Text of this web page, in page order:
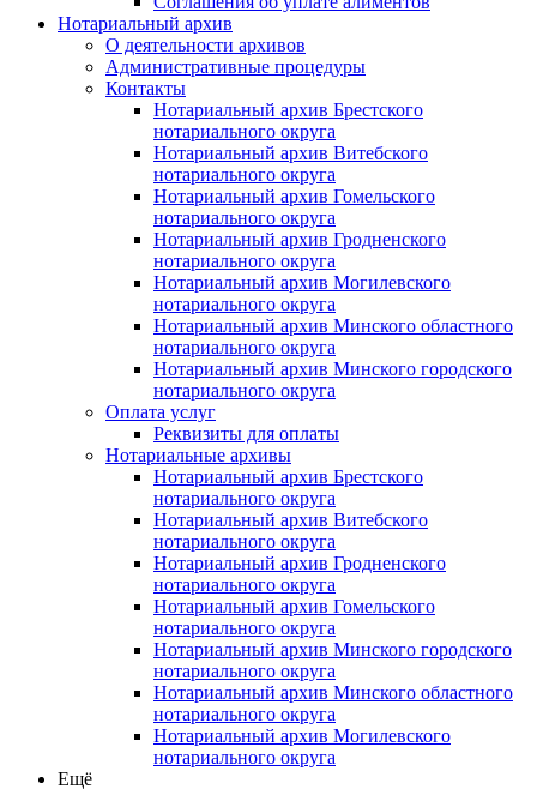
Нотариальный архив
О деятельности архивов
Административные процедуры
Контакты
Нотариальный архив Брестского
нотариального округа
Нотариальный архив Витебского
нотариального округа
Нотариальный архив Гомельского
нотариального округа
Нотариальный архив Гродненского
нотариального округа
Нотариальный архив Могилевского
нотариального округа
Нотариальный архив Минского областного
нотариального округа
Нотариальный архив Минского городского
нотариального округа
Оплата услуг
Реквизиты для оплаты
Нотариальные архивы
Нотариальный архив Брестского
нотариального округа
Нотариальный архив Витебского
нотариального округа
Нотариальный архив Гродненского
нотариального округа
Нотариальный архив Гомельского
нотариального округа
Нотариальный архив Минского городского
нотариального округа
Нотариальный архив Минского областного
нотариального округа
Нотариальный архив Могилевского
нотариального округа
Ещё